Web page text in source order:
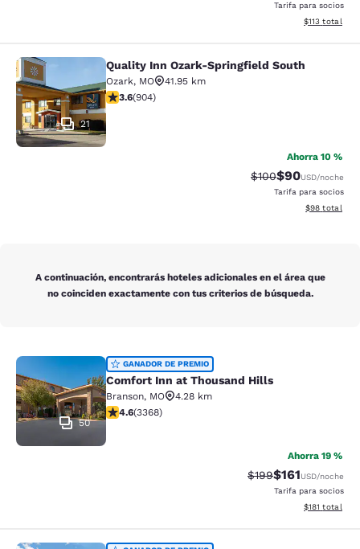
Tarifa para socios
Ver detalles
$113 total
Quality Inn Ozark-Springfield South
21
Quality Inn Ozark-Springfield South
Ozark, MO
41.95 km
calificación de 3.59 estrellas. Bueno. 904 reseñas
3.6(904)
Ahorra 10 %
Precio tachado:
$100Precio con
$90USD/noche
Tarifa para socios
Ver detalles
$98 total
A continuación, encontrarás hoteles adicionales en el área que
no coinciden exactamente con tus criterios de búsqueda.
Comfort Inn at Thousand Hills
50
GANADOR DE PREMIO
Comfort Inn at Thousand Hills
Branson, MO
4.28 km
calificación de 4.58 estrellas. Excelente. 3368 reseñas
4.6(3368)
Ahorra 19 %
Precio tachado:
$199Precio con
$161USD/noche
Tarifa para socios
Ver detalles
$181 total